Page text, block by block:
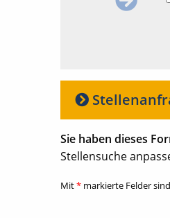
Sie haben dieses
Stellensuche
Mit* markierte Felder